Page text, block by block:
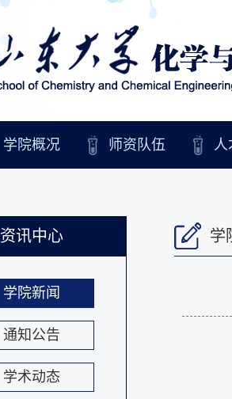
学院概况 师资队伍 人
资讯中心
学院新闻
通知公告
学术动态
学